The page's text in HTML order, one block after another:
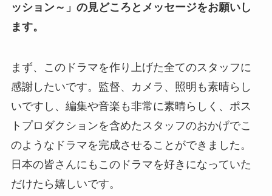
ッション～」の見どころとメッセージをお願いし
ます。
まず、このドラマを作り上げた全てのスタッフに
感謝したいです。監督、カメラ、照明も素晴らし
いですし、編集や音楽も非常に素晴らしく、ポス
トプロダクションを含めたスタッフのおかげでこ
のようなドラマを完成させることができました。
日本の皆さんにもこのドラマを好きになっていた
だけたら嬉しいです。